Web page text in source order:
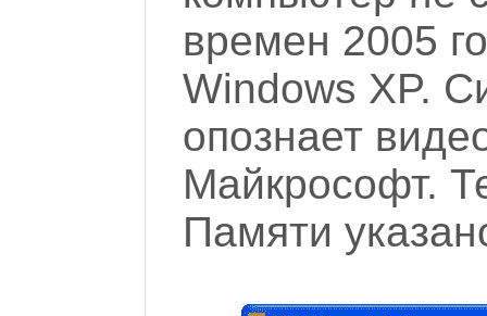
времен 2005
Windows XP.
опознает
Майкрософт.
Памяти